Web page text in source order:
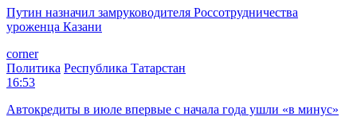
Путин назначил замруководителя Россотрудничества
уроженца Казани
corner
Политика Республика Татарстан
16:53
Автокредиты в июле впервые с начала года ушли «в минус»